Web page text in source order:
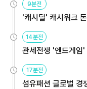
9분전
'캐시딜' 캐시워크
14분전
관세전쟁 '엔드게임
용해야
17분전
섬유패션 글로벌